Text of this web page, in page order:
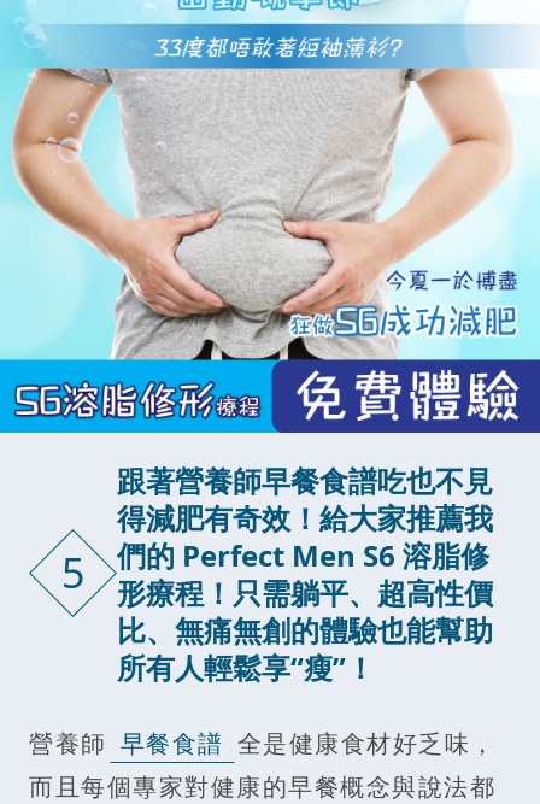
5
跟著營養師早餐食譜吃也不見
得減肥有奇效！給大家推薦我
們的 Perfect Men S6 溶脂修
形療程！只需躺平、超高性價
比、無痛無創的體驗也能幫助
所有人輕鬆享“瘦”！
營養師 早餐食譜 全是健康食材好乏味，
而且每個專家對健康的早餐概念與說法都